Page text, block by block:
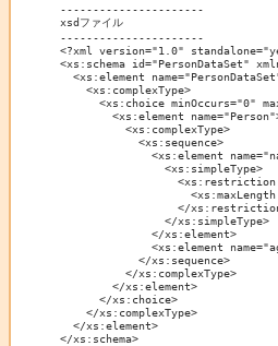
----------------------
xsdファイル
----------------------
<?xml version="1.0"
<xs:schema id="PersonDataSet"
<xs:element
    <xs:complexType>
<xs:choice minOccurs="0"
<xs:element
          <xs:complexType>
            <xs:sequence>
<xs:element
                <xs:simpleType>
</
                </xs:simpleType>
              </xs:element>
<xs:element
            </xs:sequence>
          </xs:complexType>
        </xs:element>
      </xs:choice>
    </xs:complexType>
  </xs:element>
</xs:schema>